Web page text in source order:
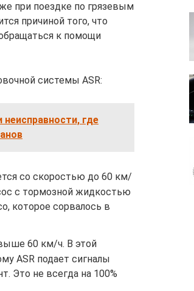
при поездке по грязевым
причиной того, что
к помощи
системы ASR:
где
со скоростью до 60 км/
с тормозной жидкостью
которое сорвалось в
60 км/ч. В этой
ASR подает сигналы
Это не всегда на 100%